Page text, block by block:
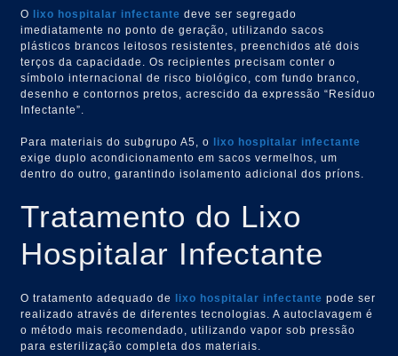
O lixo hospitalar infectante deve ser segregado
imediatamente no ponto de geração, utilizando sacos
plásticos brancos leitosos resistentes, preenchidos até dois
terços da capacidade. Os recipientes precisam conter o
símbolo internacional de risco biológico, com fundo branco,
desenho e contornos pretos, acrescido da expressão “Resíduo
Infectante”.
Para materiais do subgrupo A5, o lixo hospitalar infectante
exige duplo acondicionamento em sacos vermelhos, um
dentro do outro, garantindo isolamento adicional dos príons.
Tratamento do Lixo
Hospitalar Infectante
O tratamento adequado de lixo hospitalar infectante pode ser
realizado através de diferentes tecnologias. A autoclavagem é
o método mais recomendado, utilizando vapor sob pressão
para esterilização completa dos materiais.